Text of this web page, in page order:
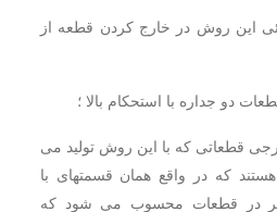
این روش در خارج کردن قطعه از
قطعاتی که با این روش تولید می
که در واقع همان قسمتهای با
در قطعات محسوب می شود که